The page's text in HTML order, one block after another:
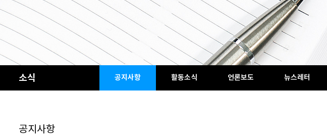
소식 공지사항 활동소식 언론보도 뉴스레터
공지사항